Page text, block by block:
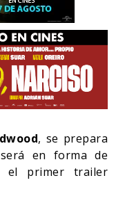
, se prepara
en forma de
el primer trailer